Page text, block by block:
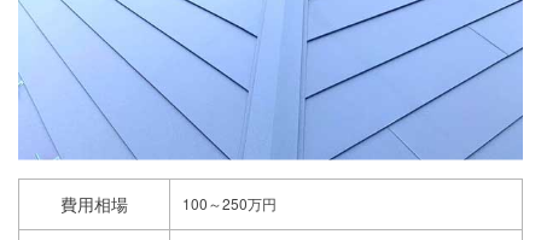
費用相場 100～250万円